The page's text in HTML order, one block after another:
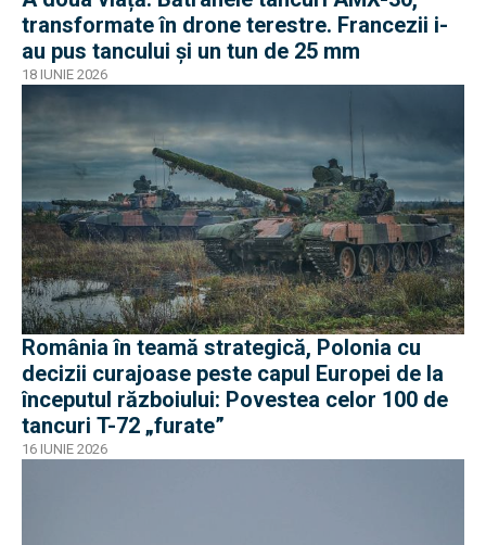
transformate în drone terestre. Francezii i-
au pus tancului și un tun de 25 mm
18 IUNIE 2026
România în teamă strategică, Polonia cu
decizii curajoase peste capul Europei de la
începutul războiului: Povestea celor 100 de
tancuri T-72 „furate”
16 IUNIE 2026